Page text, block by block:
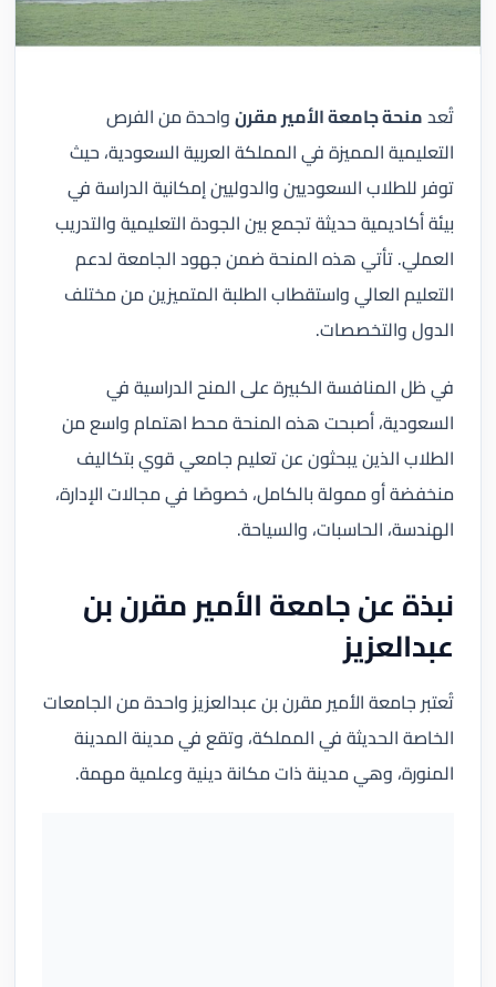
تُعدمنحة جامعة الأمير مقرنواحدة من الفرص
التعليمية المميزة في المملكة العربية السعودية، حيث
توفر للطلاب السعوديين والدوليين إمكانية الدراسة في
بيئة أكاديمية حديثة تجمع بين الجودة التعليمية والتدريب
العملي. تأتي هذه المنحة ضمن جهود الجامعة لدعم
التعليم العالي واستقطاب الطلبة المتميزين من مختلف
الدول والتخصصات.
في ظل المنافسة الكبيرة على المنح الدراسية في
السعودية، أصبحت هذه المنحة محط اهتمام واسع من
الطلاب الذين يبحثون عن تعليم جامعي قوي بتكاليف
منخفضة أو ممولة بالكامل، خصوصًا في مجالات الإدارة،
الهندسة، الحاسبات، والسياحة.
نبذة عن جامعة الأمير مقرن بن
عبدالعزيز
تُعتبر جامعة الأمير مقرن بن عبدالعزيز واحدة من الجامعات
الخاصة الحديثة في المملكة، وتقع في مدينة المدينة
المنورة، وهي مدينة ذات مكانة دينية وعلمية مهمة.